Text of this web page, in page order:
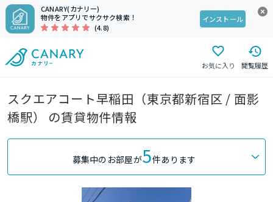
CANARY(カナリー)
物件をアプリでサクサク検索！
(4.8)
インストール
お気に入り 閲覧履歴
スクエアコート早稲田（東京都新宿区 / 面影
橋駅） の賃貸物件情報
募集中のお部屋が5件あります